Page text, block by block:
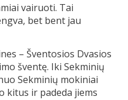
vairuoti. Tai
bet bent jau
– Šventosios Dvasios
šventę. Iki Sekminių
Sekminių mokiniai
kitus ir padeda jiems